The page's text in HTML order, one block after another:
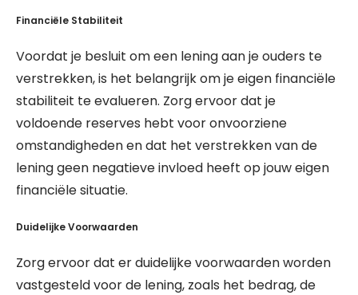
Financiële Stabiliteit
Voordat je besluit om een lening aan je ouders te
verstrekken, is het belangrijk om je eigen financiële
stabiliteit te evalueren. Zorg ervoor dat je
voldoende reserves hebt voor onvoorziene
omstandigheden en dat het verstrekken van de
lening geen negatieve invloed heeft op jouw eigen
financiële situatie.
Duidelijke Voorwaarden
Zorg ervoor dat er duidelijke voorwaarden worden
vastgesteld voor de lening, zoals het bedrag, de